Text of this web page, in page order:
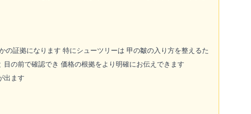
証拠になります 特にシューツリーは 甲の皺の入り方を整えるた
の前で確認でき 価格の根拠をより明確にお伝えできます
出ます